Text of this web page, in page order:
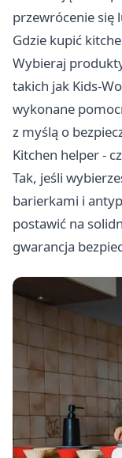
przewrócenie się
Gdzie kupić
Wybieraj
takich jak Kids-
wykonane
z myślą o
Kitchen helper -
Tak, jeśli
barierkami i
postawić na
gwarancja